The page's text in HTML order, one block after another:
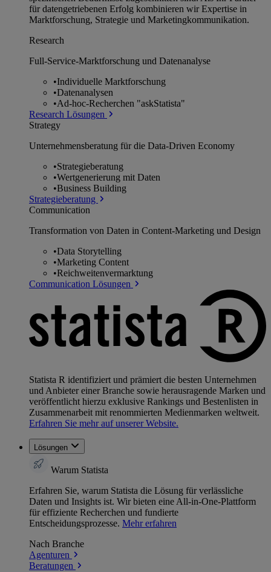
für datengetriebenen Erfolg kombinieren wir Expertise in
Marktforschung, Strategie und Marketingkommunikation.
Research
Full-Service-Marktforschung und Datenanalyse
•Individuelle Marktforschung
•Datenanalysen
•Ad-hoc-Recherchen "askStatista"
Research Lösungen
Strategy
Unternehmens­beratung für die Data-Driven Economy
•Strategieberatung
•Wertgenerierung mit Daten
•Business Building
Strategieberatung
Communication
Transformation von Daten in Content-Marketing und Design
•Data Storytelling
•Marketing Content
•Reichweitenvermarktung
Communication Lösungen
Statista R identifiziert und prämiert die besten Unternehmen
und Anbieter einer Branche sowie herausragende Marken und
veröffentlicht hierzu exklusive Rankings und Bestenlisten in
Zusammenarbeit mit renommierten Medienmarken weltweit.
Erfahren Sie mehr auf unserer Website.
Lösungen
Warum Statista
Erfahren Sie, warum Statista die Lösung für verlässliche
Daten und Insights ist. Wir bieten eine All-in-One-Plattform
für effiziente Recherchen und fundierte
Entscheidungsprozesse. Mehr erfahren
Nach Branche
Agenturen
Beratungen